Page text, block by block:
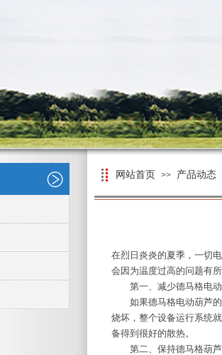
网站首页 >> 产品动态
在烈日炎炎的夏季，一切
会因为温度过高的问题有
第一、减少德马格电动
如果德马格电动葫芦的
烧坏，整个设备运行系统
备得到很好的散热。
第二、保持德马格葫芦